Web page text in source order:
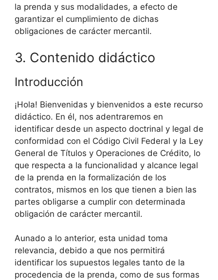
la prenda y sus modalidades, a efecto de
garantizar el cumplimiento de dichas
obligaciones de carácter mercantil.
3. Contenido didáctico
Introducción
¡Hola! Bienvenidas y bienvenidos a este recurso
didáctico. En él, nos adentraremos en
identificar desde un aspecto doctrinal y legal de
conformidad con el Código Civil Federal y la Ley
General de Títulos y Operaciones de Crédito, lo
que respecta a la funcionalidad y alcance legal
de la prenda en la formalización de los
contratos, mismos en los que tienen a bien las
partes obligarse a cumplir con determinada
obligación de carácter mercantil.
Aunado a lo anterior, esta unidad toma
relevancia, debido a que nos permitirá
identificar los supuestos legales tanto de la
procedencia de la prenda, como de sus formas